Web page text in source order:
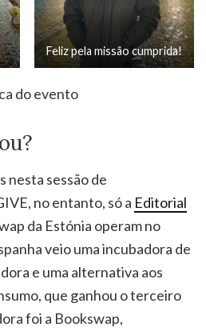
Feliz pela missão cumprida!
do evento
nesta sessão de
no entanto, só a Editorial
da Estónia operam no
veio uma incubadora de
e uma alternativa aos
que ganhou o terceiro
foi a Bookswap,